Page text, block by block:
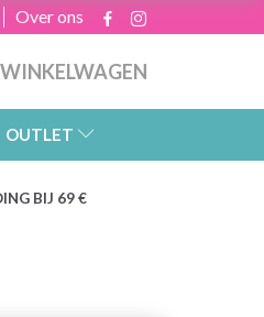
Over ons
WINKELWAGEN
OUTLET
BIJ 69 €